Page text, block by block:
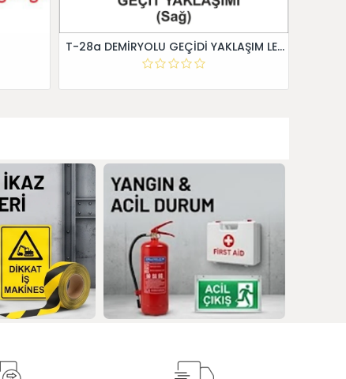
T-28a DEMİRYOLU GEÇİDİ YAKLAŞIM LEVHALARI (Sağ)